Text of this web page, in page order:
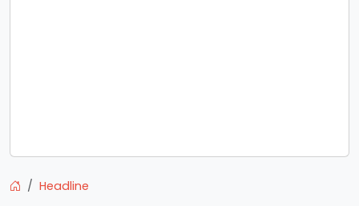
Headline